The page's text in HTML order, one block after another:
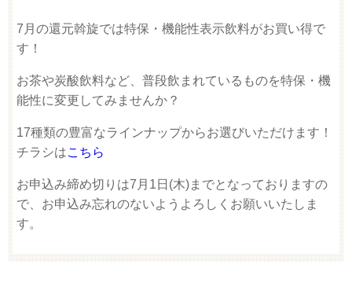
7月の還元斡旋では特保・機能性表示飲料がお買い得で
す！
お茶や炭酸飲料など、普段飲まれているものを特保・機
能性に変更してみませんか？
17種類の豊富なラインナップからお選びいただけます！
チラシはこちら
お申込み締め切りは7月1日(木)までとなっておりますの
で、お申込み忘れのないようよろしくお願いいたしま
す。